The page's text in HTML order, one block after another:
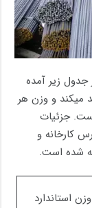
به شاخه های ۱۲ متری در جدول زیر آمده
میکند و وزن هر
جزئیات
کارخانه و
شده است.
وزن استاندارد